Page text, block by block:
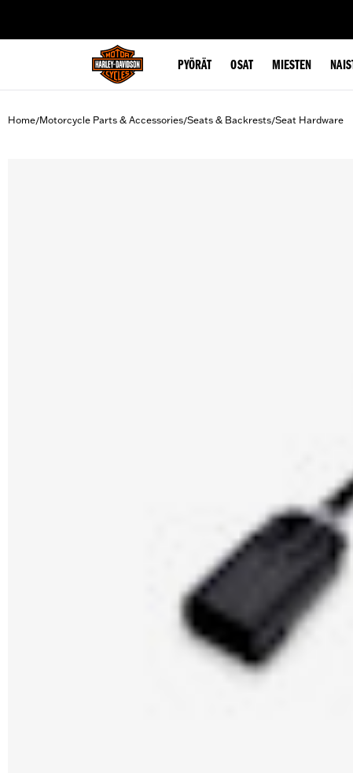
PYÖRÄT OSAT MIESTEN
Home/Motorcycle Parts & Accessories/Seats & Backrests/Seat Hardware